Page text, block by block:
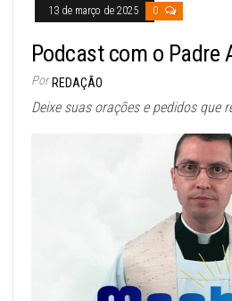
13 de março de 2025 0
Podcast com o Padre
Por REDAÇÃO
Deixe suas orações e pedidos que